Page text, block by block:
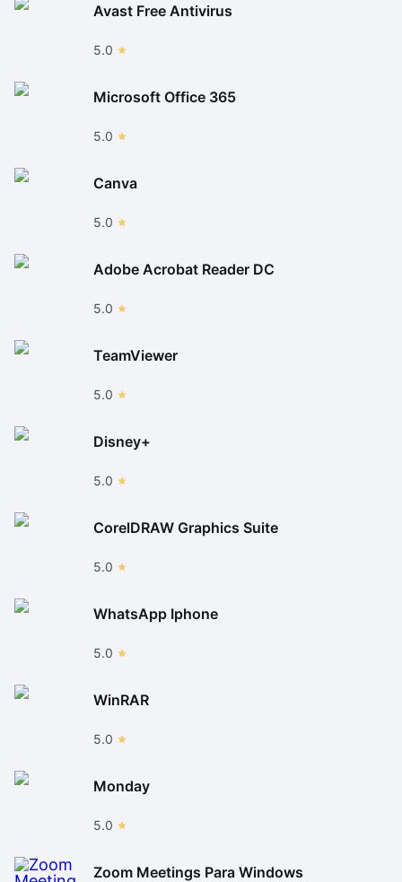
Avast Free Antivirus
5.0
Microsoft Office 365
5.0
Canva
5.0
Adobe Acrobat Reader DC
5.0
TeamViewer
5.0
Disney+
5.0
CorelDRAW Graphics Suite
5.0
WhatsApp Iphone
5.0
WinRAR
5.0
Monday
5.0
Zoom Meetings Para Windows